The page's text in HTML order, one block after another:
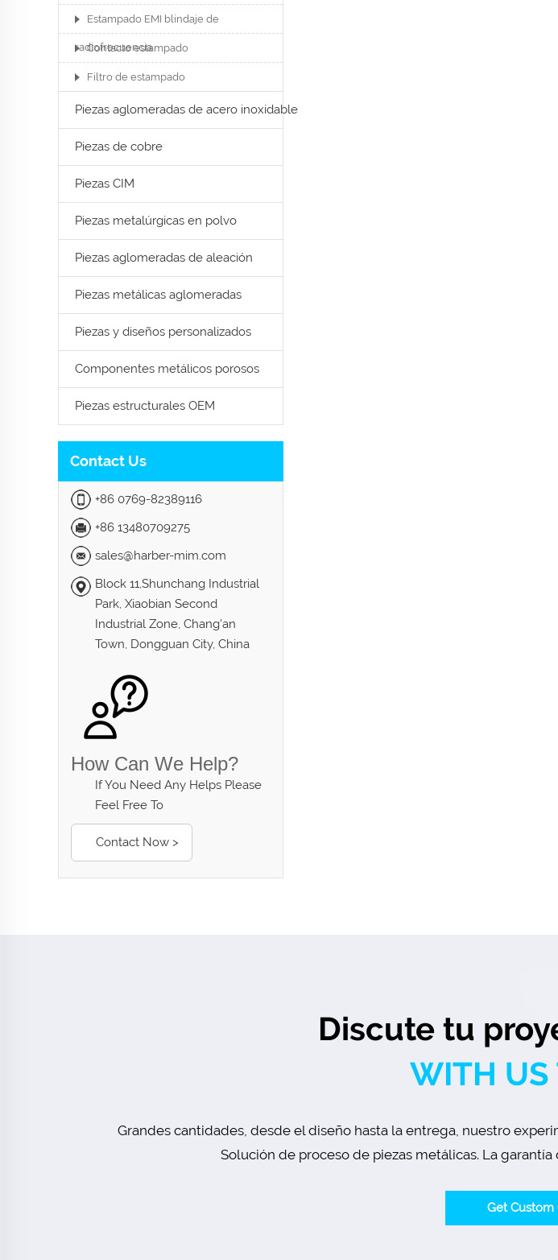
Estampado EMI blindaje de
radiofrecuencia
Contacto estampado
Filtro de estampado
Piezas aglomeradas de acero inoxidable
Piezas de cobre
Piezas CIM
Piezas metalúrgicas en polvo
Piezas aglomeradas de aleación
Piezas metálicas aglomeradas
Piezas y diseños personalizados
Componentes metálicos porosos
Piezas estructurales OEM
Contact Us
+86 0769-82389116
+86 13480709275
sales@harber-mim.com
Block 11,Shunchang Industrial
Park, Xiaobian Second
Industrial Zone, Chang'an
Town, Dongguan City, China
How Can We Help?
If You Need Any Helps Please
Feel Free To
Contact Now >
Discute tu
WITH US
Grandes cantidades, desde el diseño hasta la entrega, nuestro
Solución de proceso de piezas metálicas. La
Get Custom